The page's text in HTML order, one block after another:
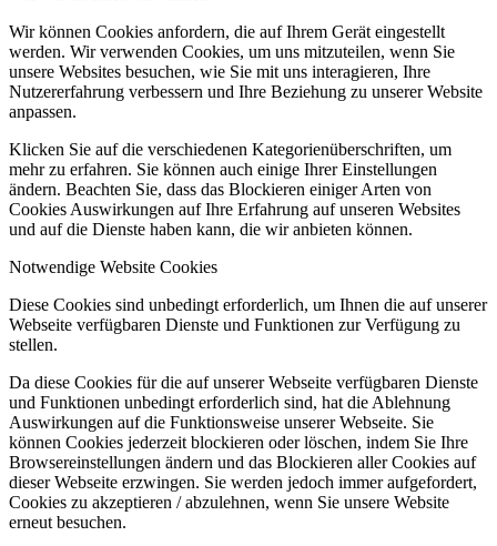
Wir können Cookies anfordern, die auf Ihrem Gerät eingestellt
werden. Wir verwenden Cookies, um uns mitzuteilen, wenn Sie
unsere Websites besuchen, wie Sie mit uns interagieren, Ihre
Nutzererfahrung verbessern und Ihre Beziehung zu unserer Website
anpassen.
Klicken Sie auf die verschiedenen Kategorienüberschriften, um
mehr zu erfahren. Sie können auch einige Ihrer Einstellungen
ändern. Beachten Sie, dass das Blockieren einiger Arten von
Cookies Auswirkungen auf Ihre Erfahrung auf unseren Websites
und auf die Dienste haben kann, die wir anbieten können.
Notwendige Website Cookies
Diese Cookies sind unbedingt erforderlich, um Ihnen die auf unserer
Webseite verfügbaren Dienste und Funktionen zur Verfügung zu
stellen.
Da diese Cookies für die auf unserer Webseite verfügbaren Dienste
und Funktionen unbedingt erforderlich sind, hat die Ablehnung
Auswirkungen auf die Funktionsweise unserer Webseite. Sie
können Cookies jederzeit blockieren oder löschen, indem Sie Ihre
Browsereinstellungen ändern und das Blockieren aller Cookies auf
dieser Webseite erzwingen. Sie werden jedoch immer aufgefordert,
Cookies zu akzeptieren / abzulehnen, wenn Sie unsere Website
erneut besuchen.